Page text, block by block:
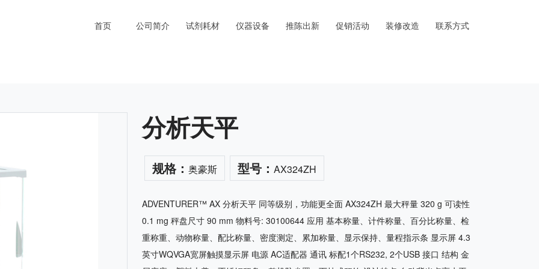
首页 公司简介 试剂耗材 仪器设备 推陈出新 促销活动 装修改造 联系方式
分析天平
规格： 奥豪斯 型号： AX324ZH
ADVENTURER™ AX 分析天平 同等级别，功能更全面 AX324ZH 最大秤量 320 g 可读性
0.1 mg 秤盘尺寸 90 mm 物料号: 30100644 应用 基本称量、计件称量、百分比称量、检
重称重、动物称量、配比称量、密度测定、累加称量、显示保持、量程指示条 显示屏 4.3
英寸WQVGA宽屏触摸显示屏 电源 AC适配器 通讯 标配1个RS232, 2个USB 接口 结构 金